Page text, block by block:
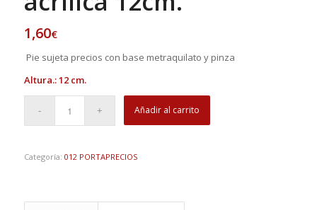
1,60€
Pie sujeta precios con base metraquilato y pinza
Altura.: 12 cm.
Añadir al carrito
Categoría: 012 PORTAPRECIOS